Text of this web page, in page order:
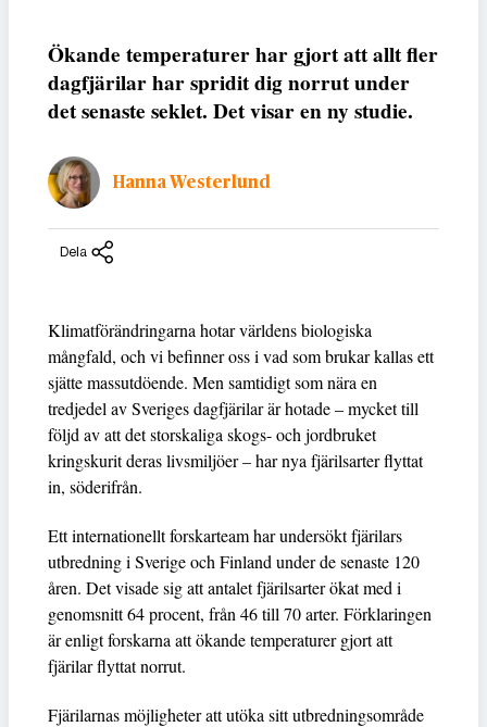
Ökande temperaturer har gjort att allt fler
dagfjärilar har spridit dig norrut under
det senaste seklet. Det visar en ny studie.
Hanna Westerlund
Dela
Klimatförändringarna hotar världens biologiska
mångfald, och vi befinner oss i vad som brukar kallas ett
sjätte massutdöende. Men samtidigt som nära en
tredjedel av Sveriges dagfjärilar är hotade – mycket till
följd av att det storskaliga skogs- och jordbruket
kringskurit deras livsmiljöer – har nya fjärilsarter flyttat
in, söderifrån.
Ett internationellt forskarteam har undersökt fjärilars
utbredning i Sverige och Finland under de senaste 120
åren. Det visade sig att antalet fjärilsarter ökat med i
genomsnitt 64 procent, från 46 till 70 arter. Förklaringen
är enligt forskarna att ökande temperaturer gjort att
fjärilar flyttat norrut.
Fjärilarnas möjligheter att utöka sitt utbredningsområde